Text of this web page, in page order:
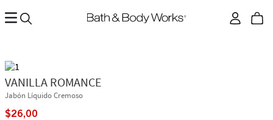
VANILLA ROMANCE
Jabón Líquido Cremoso
$26,00